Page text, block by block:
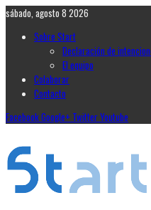
sábado, agosto 8 2026
Sobre Start
Declaración de
El equipo
Colaborar
Contacto
FacebookGoogle+ TwitterYoutube